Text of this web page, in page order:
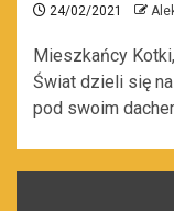
24/02/2021
Mieszkańcy
Świat dzieli się
pod swoim